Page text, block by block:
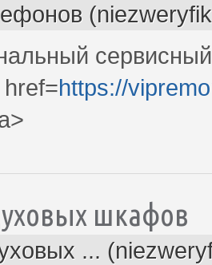
https://
шкафов
...